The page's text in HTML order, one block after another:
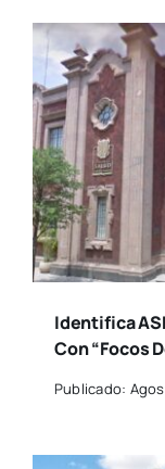
Identifica
Con “focos
Publicado: